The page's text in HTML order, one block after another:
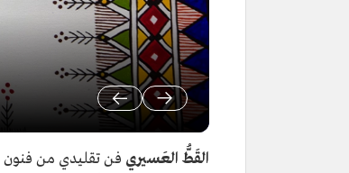
القَطُّ العَسيري فن تقليدي من فنون